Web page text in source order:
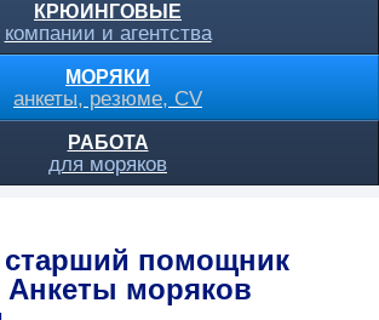
КРЮИНГОВЫЕ
компании и агентства
МОРЯКИ
анкеты, резюме, CV
РАБОТА
для моряков
помощник
Анкеты моряков